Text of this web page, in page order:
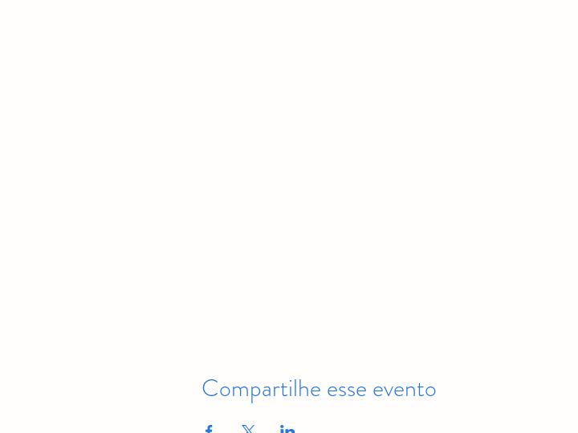
Compartilhe esse evento